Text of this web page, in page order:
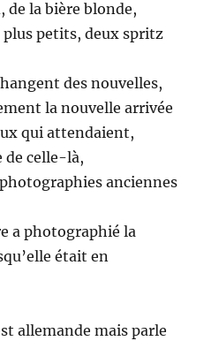
de la bière blonde,
plus petits, deux spritz
des nouvelles,
la nouvelle arrivée
qui attendaient,
de celle-là,
anciennes
a photographié la
était en
allemande mais parle